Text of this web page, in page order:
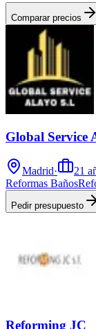
Comparar precios
Global Service
Madrid· 21
Reformas Baños
Pedir presupuesto
Reforming JC